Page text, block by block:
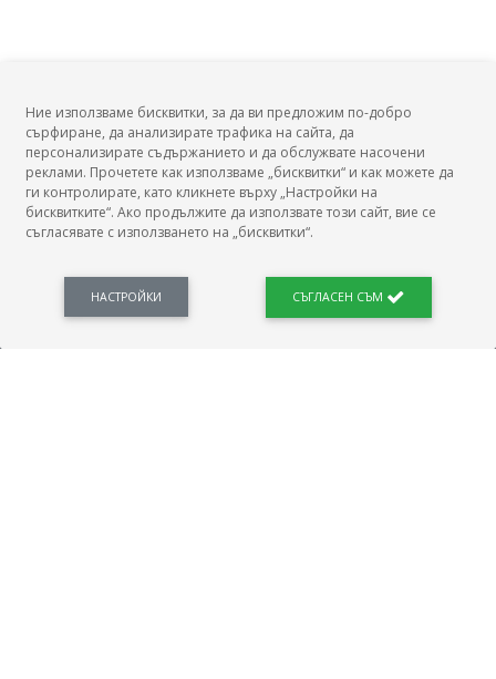
БГ Заплати
Новини, законови нормативи, кариерно ориентиране. Списък на всички
професии и трудови характеристики. Минимален облагаем доход. Калкулатор
Ние използваме бисквитки, за да ви предложим по-добро
сърфиране, да анализирате трафика на сайта, да
персонализирате съдържанието и да обслужвате насочени
реклами. Прочетете как използваме „бисквитки“ и как можете да
ги контролирате, като кликнете върху „Настройки на
бисквитките“. Ако продължите да използвате този сайт, вие се
съгласявате с използването на „бисквитки“.
НАСТРОЙКИ СЪГЛАСЕН СЪМ